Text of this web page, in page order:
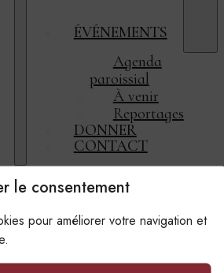
le consentement
pour améliorer votre navigation et
ÉVÉNEMENTS
Agenda
paroissial
À venir
Reportages
DONNER
CONTACT